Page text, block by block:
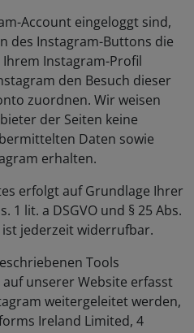
Account eingeloggt sind,
des Instagram-Buttons die
Instagram-Profil
den Besuch dieser
zuordnen. Wir weisen
der Seiten keine
Daten sowie
erhalten.
erfolgt auf Grundlage Ihrer
1 lit. a DSGVO und § 25 Abs.
ist jederzeit widerrufbar.
Tools
unserer Website erfasst
weitergeleitet werden,
Ireland Limited, 4